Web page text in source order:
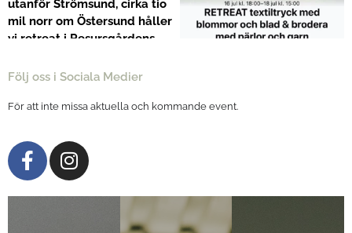
Följ oss i Sociala Medier
För att inte missa aktuella och kommande event.